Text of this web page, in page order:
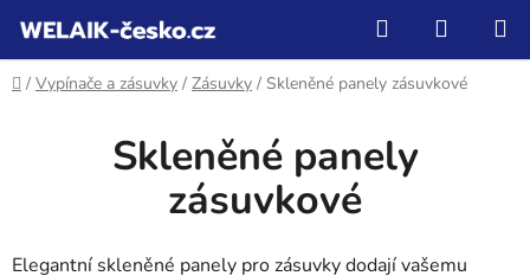
obsah
Hledat
KOŠÍK
Domů
/ Vypínače a zásuvky / Zásuvky / Skleněné panely zásuvkové
Skleněné panely
zásuvkové
Elegantní skleněné panely pro zásuvky dodají vašemu